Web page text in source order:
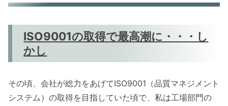
ISO9001の取得で最高潮に・・・し
かし
その頃、会社が総力をあげてISO9001（品質マネジメント
システム）の取得を目指していた頃で、私は工場部門の